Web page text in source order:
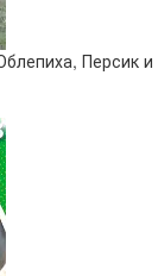
Персик и